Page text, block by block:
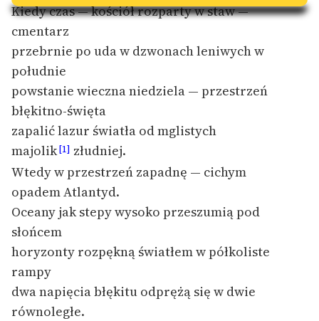
uczennic i uczniów z
niepełnosprawnościami
E-kolekcja lektur
szkolnych i literatury do
słuchania dla uczennic i
uczniów z
niepełnosprawnościami
Feministyczne inspiracje.
Popularyzacja
skandynawskiej literatury
feministycznej
Ręce pełne poezji
Kolekcje edukacyjne
twórców przechodzących
do domeny publicznej,
lektur szkolnych oraz
Kiedy czas — kościół rozparty w staw —
cmentarz
przebrnie po uda w dzwonach leniwych w
południe
powstanie wieczna niedziela — przestrzeń
błękitno-święta
zapalić lazur światła od mglistych
majolik[1] złudniej.
Wtedy w przestrzeń zapadnę — cichym
opadem Atlantyd.
Oceany jak stepy wysoko przeszumią pod
słońcem
horyzonty rozpękną światłem w półkoliste
rampy
dwa napięcia błękitu odprężą się w dwie
równoległe.